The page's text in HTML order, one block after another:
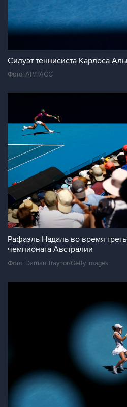
Силуэт теннисиста Карлоса
Фото: AP/ТАСС
Рафаэль Надаль во время
чемпионата Австралии
Фото: Darrian Traynor/Getty Images